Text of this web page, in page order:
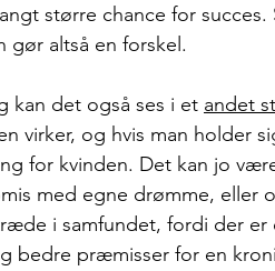
større chance for
gør altså en forskel.
kan det også ses i et andet
virker, og hvis man holder
for kvinden. Det kan jo
med egne drømme, eller
i samfundet, fordi der er
bedre præmisser for en